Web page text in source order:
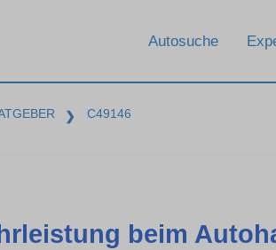
Autosuche
❯ C49146
beim